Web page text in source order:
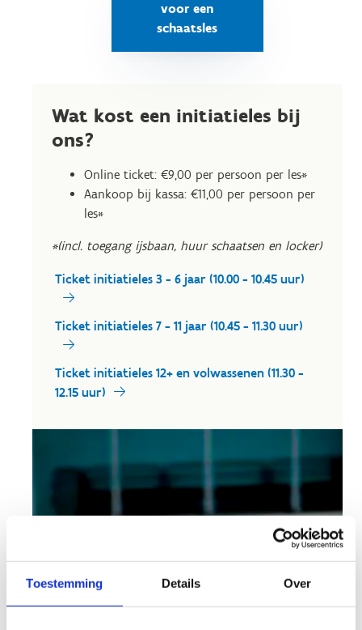
Toestemming Details Over
voor een
schaatsles
Wat kost een initiatieles bij
ons?
Online ticket: €9,00 per persoon per les*
Aankoop bij kassa: €11,00 per persoon per
les*
*(incl. toegang ijsbaan, huur schaatsen en locker)
Ticket initiatieles 3 - 6 jaar (10.00 - 10.45 uur)
Ticket initiatieles 7 - 11 jaar (10.45 - 11.30 uur)
Ticket initiatieles 12+ en volwassenen (11.30 -
12.15 uur)